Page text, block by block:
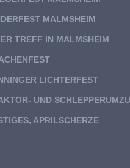
MALMSHEIM
TREFF IN MALMSHEIM
LICHTERFEST
UND
APRILSCHERZE